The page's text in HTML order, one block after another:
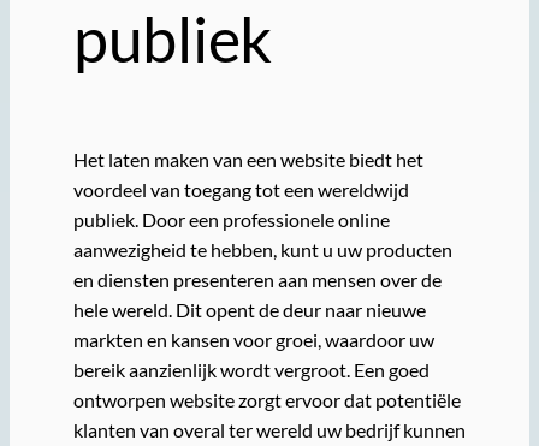
publiek
Het laten maken van een website biedt het
voordeel van toegang tot een wereldwijd
publiek. Door een professionele online
aanwezigheid te hebben, kunt u uw producten
en diensten presenteren aan mensen over de
hele wereld. Dit opent de deur naar nieuwe
markten en kansen voor groei, waardoor uw
bereik aanzienlijk wordt vergroot. Een goed
ontworpen website zorgt ervoor dat potentiële
klanten van overal ter wereld uw bedrijf kunnen